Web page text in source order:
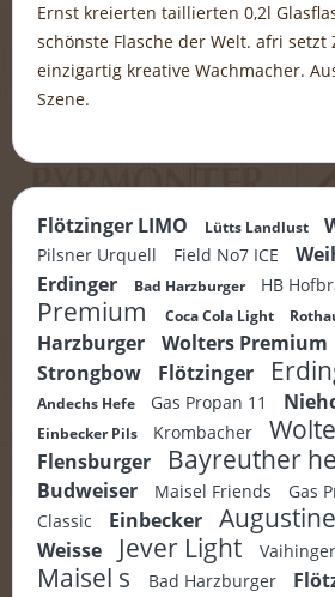
Ernst kreierten taillierten 0,2l
schönste Flasche der Welt. afri
einzigartig kreative Wachmacher.
Szene.
Flötzinger LIMO Lütts Landlust
Pilsner Urquell Field No7 ICE
Erdinger
Bad Harzburger HB
Premium
Coca Cola Light
Harzburger
Wolters Premium
Strongbow
Flötzinger
Andechs Hefe Gas Propan 11
Einbecker Pils Krombacher
Flensburger Bayreuther
Budweiser Maisel Friends Gas
Classic
Einbecker
Weisse
Jever Light Vaihinger
Maisel s Bad Harzburger